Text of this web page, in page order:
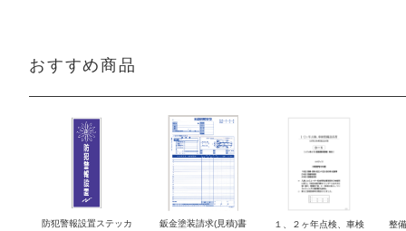
おすすめ商品
防犯警報設置ステッカ
鈑金塗装請求(見積)書
１、２ヶ年点検、車検
整